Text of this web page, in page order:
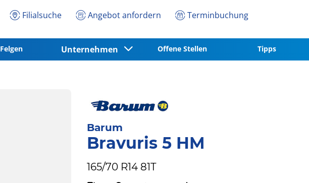
Filialsuche Angebot anfordern Terminbuchung
Felgen Unternehmen Offene Stellen Tipps
Barum
Bravuris 5 HM
165/70 R14 81T